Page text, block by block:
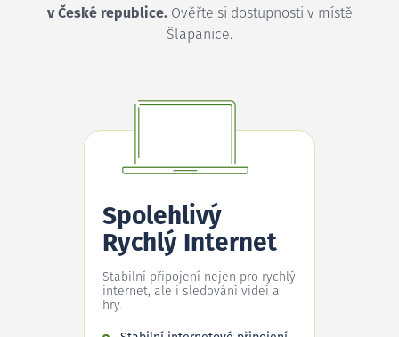
v České republice.Ověřte si dostupnosti v místě
Šlapanice.
Spolehlivý
Rychlý Internet
Stabilní připojení nejen pro rychlý
internet, ale i sledování videí a
hry.